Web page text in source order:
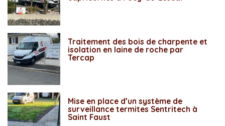
Traitement des bois de charpente et
isolation en laine de roche par
Tercap
Mise en place d’un système de
surveillance termites Sentritech à
Saint Faust